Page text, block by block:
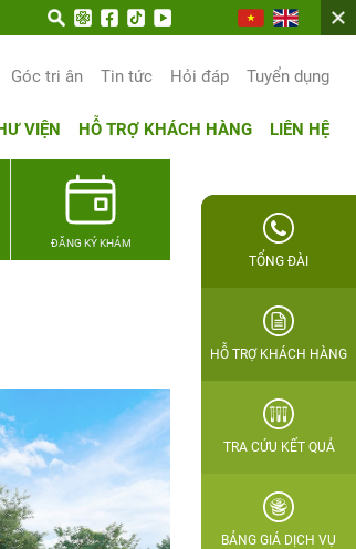
Góc tri ân Tin tức Hỏi đáp Tuyển dụng
VIỆN HỖ TRỢ KHÁCH HÀNG LIÊN HỆ
ĐĂNG KÝ KHÁM
TỔNG ĐÀI
HỖ TRỢ KHÁCH HÀNG
TRA CỨU KẾT QUẢ
BẢNG GIÁ DỊCH VỤ